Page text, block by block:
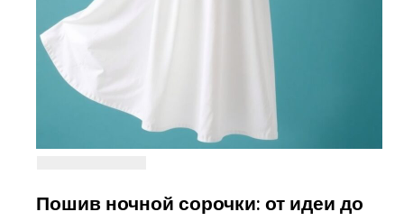
Пошив ночной сорочки: от идеи до